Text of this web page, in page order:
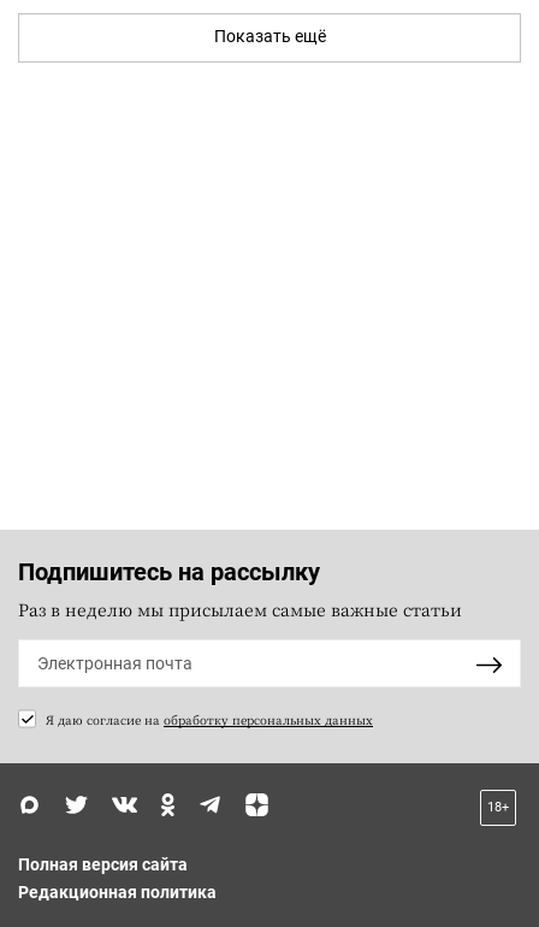
Показать ещё
Подпишитесь на рассылку
Раз в неделю мы присылаем самые важные статьи
Я даю согласие на обработку персональных данных
18+
Полная версия сайта
Редакционная политика